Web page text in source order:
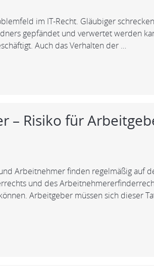
im IT-Recht. Gläubiger
gepfändet und verwertet werden
Auch das Verhalten der …
– Risiko für
Arbeitnehmer finden regelmäßig auf
und des
Arbeitgeber müssen sich dieser